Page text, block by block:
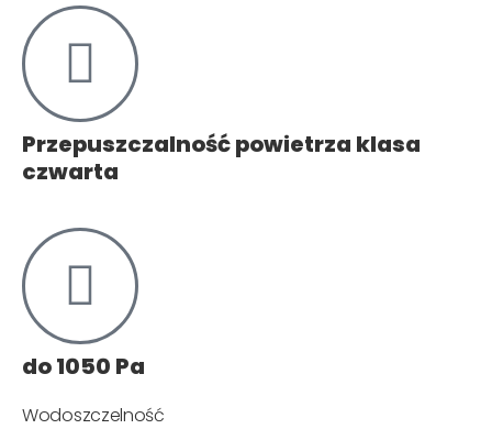
Przepuszczalność powietrza klasa
czwarta
do 1050 Pa
Wodoszczelność